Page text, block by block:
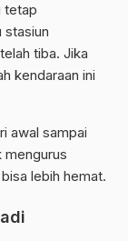
tetap
stasiun
tiba. Jika
kendaraan ini
awal sampai
mengurus
lebih hemat.